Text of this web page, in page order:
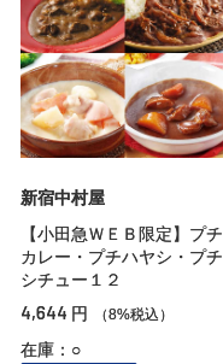
新宿中村屋
【小田急ＷＥＢ限定】プチ
カレー・プチハヤシ・プチ
シチュー１２
4,644 円 （8%税込）
在庫：○